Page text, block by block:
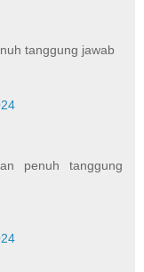
tanggung jawab
penuh tanggung